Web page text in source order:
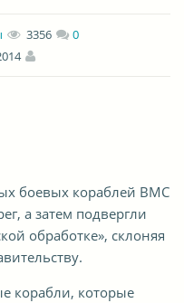
3356
0
боевых кораблей ВМС
а затем подвергли
обработке», склоняя
корабли, которые